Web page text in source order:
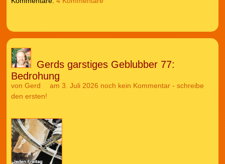
Gerds garstiges Geblubber 77:
Bedrohung
von Gerd am 3. Juli 2026 noch kein Kommentar - schreibe
den ersten!